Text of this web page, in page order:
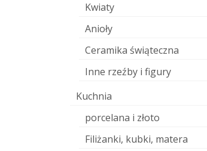
Jak koszenie trawy wyzwala
Kwiaty
Anioły
Ceramika świąteczna
Inne rzeźby i figury
Kuchnia
porcelana i złoto
Filiżanki, kubki, matera